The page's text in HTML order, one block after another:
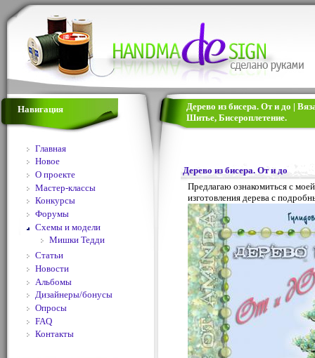
Навигация
Главная
Новое
О проекте
Мастер-классы
Конкурсы
Форумы
Схемы и модели
Мишки Тедди
Статьи
Новости
Альбомы
Дизайнеры/бонусы
Опросы
FAQ
Контакты
Дерево из бисера. От и до |
Шитье, Бисероплетение.
Дерево из бисера. От и до
Предлагаю ознакомиться с
изготовления дерева с